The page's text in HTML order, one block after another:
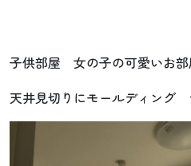
子供部屋 女の子の可愛いお
天井見切りにモールディング